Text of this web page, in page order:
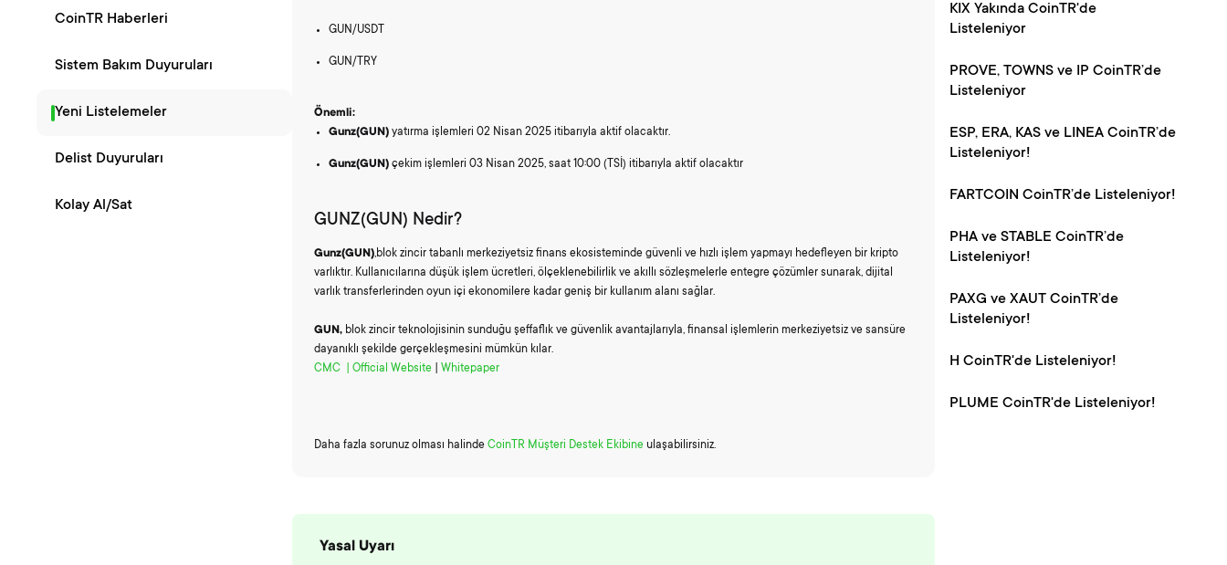
CoinTR Haberleri
Sistem Bakım Duyuruları
Yeni Listelemeler
Delist Duyuruları
Kolay Al/Sat
GUN/USDT
GUN/TRY
Önemli:
Gunz(GUN) yatırma işlemleri 02 Nisan 2025 itibarıyla aktif olacaktır.
Gunz(GUN) çekim işlemleri 03 Nisan 2025, saat 10:00 (TSİ) itibarıyla aktif olacaktır
GUNZ(GUN) Nedir?
Gunz(GUN),blok zincir tabanlı merkeziyetsiz finans ekosisteminde güvenli ve hızlı işlem yapmayı hedefleyen bir kripto
varlıktır. Kullanıcılarına düşük işlem ücretleri, ölçeklenebilirlik ve akıllı sözleşmelerle entegre çözümler sunarak, dijital
varlık transferlerinden oyun içi ekonomilere kadar geniş bir kullanım alanı sağlar.
GUN, blok zincir teknolojisinin sunduğu şeffaflık ve güvenlik avantajlarıyla, finansal işlemlerin merkeziyetsiz ve sansüre
dayanıklı şekilde gerçekleşmesini mümkün kılar.
CMC
Official Website Whitepaper
Daha fazla sorunuz olması halinde CoinTR Müşteri Destek Ekibine ulaşabilirsiniz.
Yasal Uyarı
KIX Yakında CoinTR'de
Listeleniyor
PROVE, TOWNS ve IP CoinTR’de
Listeleniyor
ESP, ERA, KAS ve LINEA CoinTR’de
Listeleniyor!
FARTCOIN CoinTR’de Listeleniyor!
PHA ve STABLE CoinTR’de
Listeleniyor!
PAXG ve XAUT CoinTR’de
Listeleniyor!
H CoinTR'de Listeleniyor!
PLUME CoinTR'de Listeleniyor!